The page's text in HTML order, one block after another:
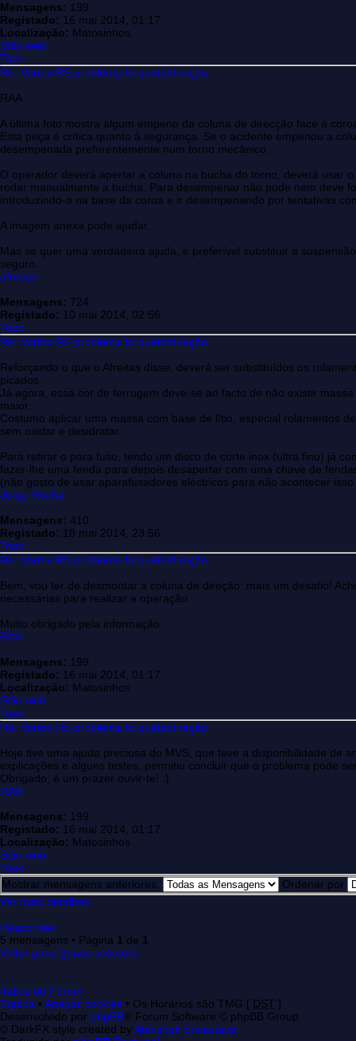
Mensagens: 199
Registado: 16 mai 2014, 01:17
Localização: Matosinhos
Sítio web
Topo
Re: Vortex RS problema forqueta/direção
RAA
A última foto mostra algum empeno da coluna de direcção face à
Esta peça é crítica quanto à segurança. Se o acidente empenou a
desempenada preferentemente num torno mecânico.
O operador deverá apertar a coluna na bucha do torno, deverá usar
rodar manualmente a bucha. Para desempenar não pode nem deve
introduzindo-a na base da coroa e ir desempenando por tentativas
A imagem anexa pode ajudar.
Mas se quer uma verdadeira ajuda, é preferível substituir a
seguro.
afreitas
Mensagens: 724
Registado: 10 mai 2014, 02:56
Topo
Re: Vortex RS problema forqueta/direção
Reforçando o que o Afreitas disse, deverá ser substituídos os
picados.
Já agora, essa cor de ferrugem deve-se ao facto de não existir
maior.
Costumo aplicar uma massa com base de lítio, especial rolamentos
sem oxidar e desidratar.
Para retirar o para fuso, tendo um disco de corte inox (ultra fino) já
fazer-lhe uma fenda para depois desapertar com uma chave de
(não gosto de usar aparafusadores eléctricos para não acontecer
Jorge Rocha
Mensagens: 410
Registado: 18 mai 2014, 23:56
Topo
Re: Vortex RS problema forqueta/direção
Bem, vou ter de desmontar a coluna de direção: mais um desafio!
necessárias para realizar a operação.
Muito obrigado pela informação.
RAA
Mensagens: 199
Registado: 16 mai 2014, 01:17
Localização: Matosinhos
Sítio web
Topo
Re: Vortex RS problema forqueta/direção
Hoje tive uma ajuda preciosa do MVS, que teve a disponibilidade de
explicações e alguns testes, permitiu concluir que o problema pode
Obrigado, é um prazer ouvir-te! :)
RAA
Mensagens: 199
Registado: 16 mai 2014, 01:17
Localização: Matosinhos
Sítio web
Topo
Mostrar mensagens anteriores:
Ordenar por
Ver mais detalhes
Responder
5 mensagens • Página 1 de 1
Voltar para Quase scooters
Índice do Fórum
Equipa • Apagar cookies • Os Horários são TMG [ DST ]
Desenvolvido por phpBB® Forum Software © phpBB Group
© DarkFX style created byAbhishek Srivastava